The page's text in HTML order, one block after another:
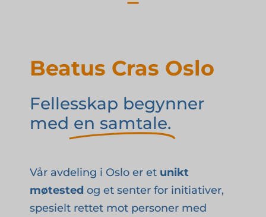
Beatus Cras Oslo
Fellesskap begynner
med en samtale.
Vår avdeling i Oslo er et unikt
møtested og et senter for initiativer,
spesielt rettet mot personer med